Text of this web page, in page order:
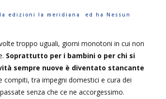
edizioni la meridiana ed ha Nessun
troppo uguali, giorni monotoni in cui non
Soprattutto per i bambini o per chi si
sempre nuove è diventato stancante
compiti, tra impegni domestici e cura dei
senza che ce ne accorgessimo.